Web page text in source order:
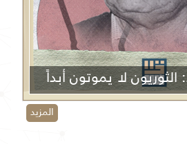
لا يموتون أبداً
المزيد